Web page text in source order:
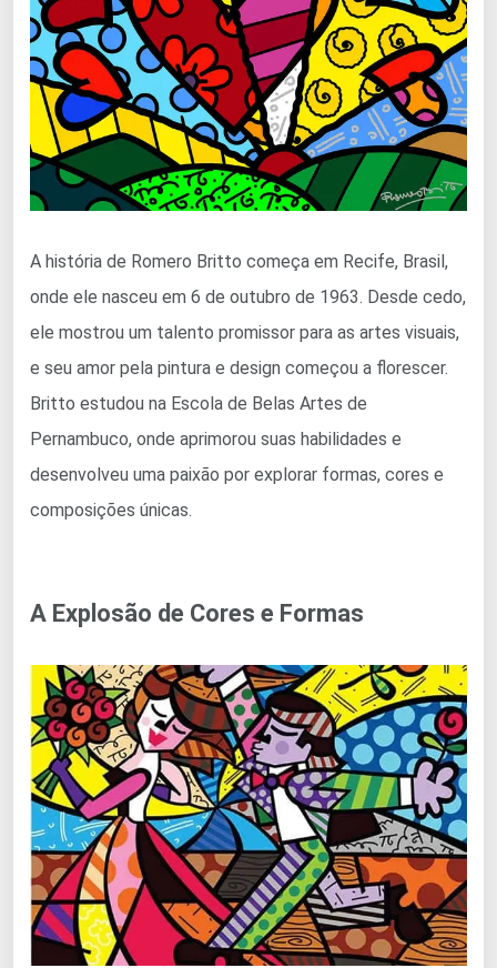
A história de Romero Britto começa em Recife, Brasil,
onde ele nasceu em 6 de outubro de 1963. Desde cedo,
ele mostrou um talento promissor para as artes visuais,
e seu amor pela pintura e design começou a florescer.
Britto estudou na Escola de Belas Artes de
Pernambuco, onde aprimorou suas habilidades e
desenvolveu uma paixão por explorar formas, cores e
composições únicas.
A Explosão de Cores e Formas